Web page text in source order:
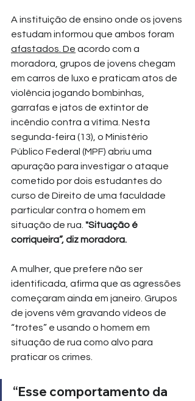
A instituição de ensino onde os jovens
estudam informou que ambos foram
afastados. De acordo com a
moradora, grupos de jovens chegam
em carros de luxo e praticam atos de
violência jogando bombinhas,
garrafas e jatos de extintor de
incêndio contra a vítima. Nesta
segunda-feira (13), o Ministério
Público Federal (MPF) abriu uma
apuração para investigar o ataque
cometido por dois estudantes do
curso de Direito de uma faculdade
particular contra o homem em
situação de rua. "Situação é
corriqueira”, diz moradora.
A mulher, que prefere não ser
identificada, afirma que as agressões
começaram ainda em janeiro. Grupos
de jovens vêm gravando vídeos de
“trotes” e usando o homem em
situação de rua como alvo para
praticar os crimes.
“Esse comportamento da